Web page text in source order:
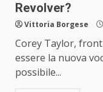
Revolver?
Vittoria Borgese
Corey Taylor,
essere la nuova
possibile...